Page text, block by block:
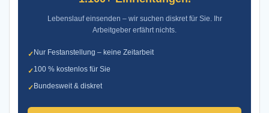
Lebenslauf einsenden – wir suchen diskret für Sie. Ihr
Arbeitgeber erfährt nichts.
✓ Nur Festanstellung – keine Zeitarbeit
✓100 % kostenlos für Sie
✓ Bundesweit & diskret